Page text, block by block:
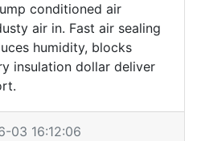
conditioned air
air in. Fast air sealing
humidity, blocks
insulation dollar deliver
03 16:12:06